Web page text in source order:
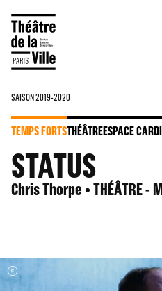
SAISON 2019-2020
TEMPS FORTSTHÉÂTREESPACE
STATUS
Chris Thorpe • THÉÂTRE -